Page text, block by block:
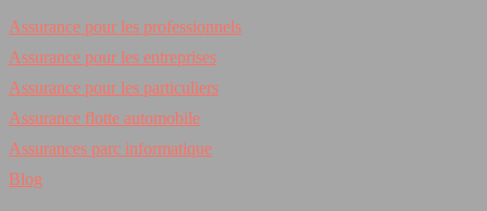
Assurance pour les professionnels
Assurance pour les entreprises
Assurance pour les particuliers
Assurance flotte automobile
Assurances parc informatique
Blog